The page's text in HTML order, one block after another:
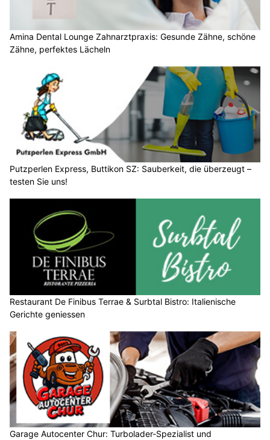
Amina Dental Lounge Zahnarztpraxis: Gesunde Zähne, schöne
Zähne, perfektes Lächeln
Putzperlen Express, Buttikon SZ: Sauberkeit, die überzeugt –
testen Sie uns!
Restaurant De Finibus Terrae & Surbtal Bistro: Italienische
Gerichte geniessen
Garage Autocenter Chur: Turbolader-Spezialist und